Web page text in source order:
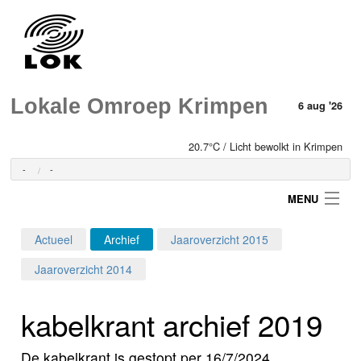
Lokale Omroep Krimpen 6 aug '26
20.7°C / Licht bewolkt in Krimpen
- -
MENU
Programma's
Actueel Archief
Jaaroverzicht 2015
Jaaroverzicht 2014
kabelkrant archief 2019